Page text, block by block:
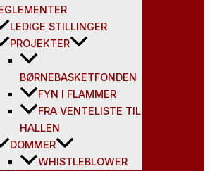
LEDIGE STILLINGER
PROJEKTER
BØRNEBASKETFONDEN
FYN I FLAMMER
FRA VENTELISTE TIL
HALLEN
DOMMER
WHISTLEBLOWER